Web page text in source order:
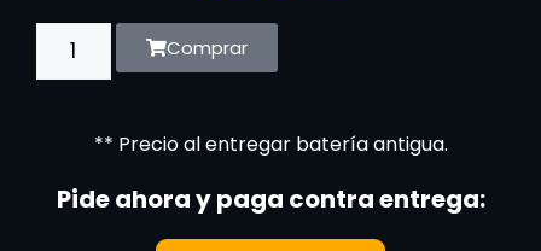
Comprar
** Precio al entregar batería antigua.
Pide ahora y paga contra entrega: